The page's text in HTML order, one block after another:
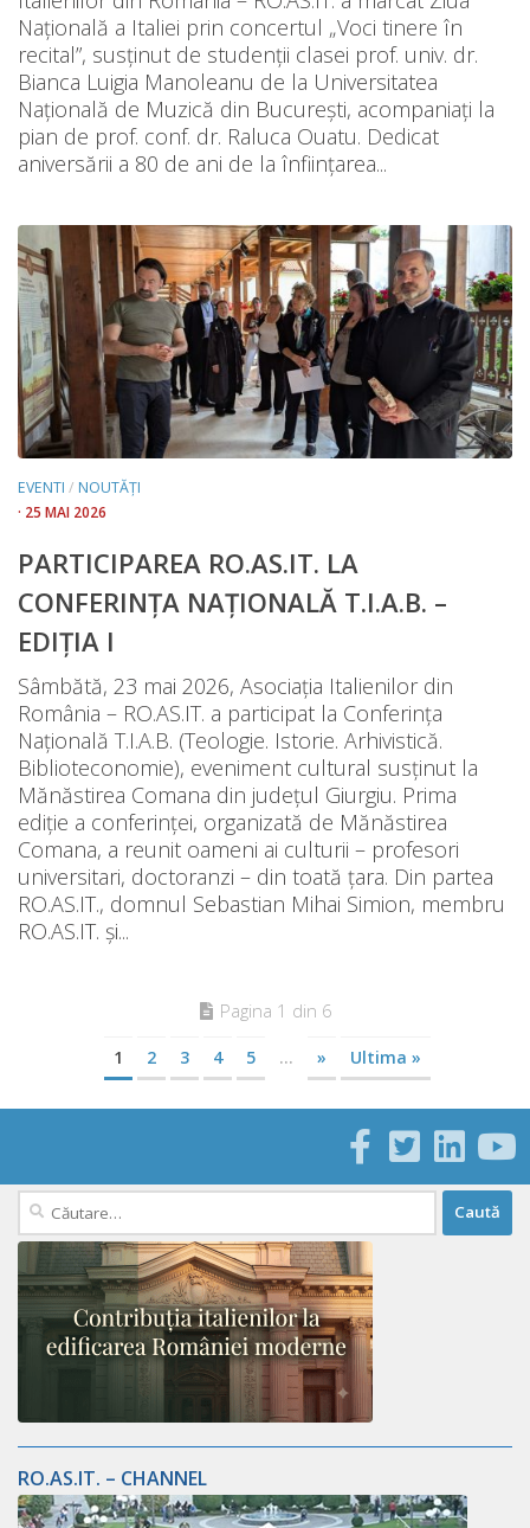
Națională a Italiei prin concertul „Voci tinere în
recital”, susținut de studenții clasei prof. univ. dr.
Bianca Luigia Manoleanu de la Universitatea
Națională de Muzică din București, acompaniați la
pian de prof. conf. dr. Raluca Ouatu. Dedicat
aniversării a 80 de ani de la înființarea...
EVENTI / NOUTĂȚI
· 25 MAI 2026
PARTICIPAREA RO.AS.IT. LA
CONFERINȚA NAȚIONALĂ T.I.A.B. –
EDIȚIA I
Sâmbătă, 23 mai 2026, Asociația Italienilor din
România – RO.AS.IT. a participat la Conferința
Națională T.I.A.B. (Teologie. Istorie. Arhivistică.
Biblioteconomie), eveniment cultural susținut la
Mănăstirea Comana din județul Giurgiu. Prima
ediție a conferinței, organizată de Mănăstirea
Comana, a reunit oameni ai culturii – profesori
universitari, doctoranzi – din toată țara. Din partea
RO.AS.IT., domnul Sebastian Mihai Simion, membru
RO.AS.IT. și...
Pagina 1 din 6
1 2 3 4 5 ... » Ultima »
Caută
după:
RO.AS.IT. – CHANNEL